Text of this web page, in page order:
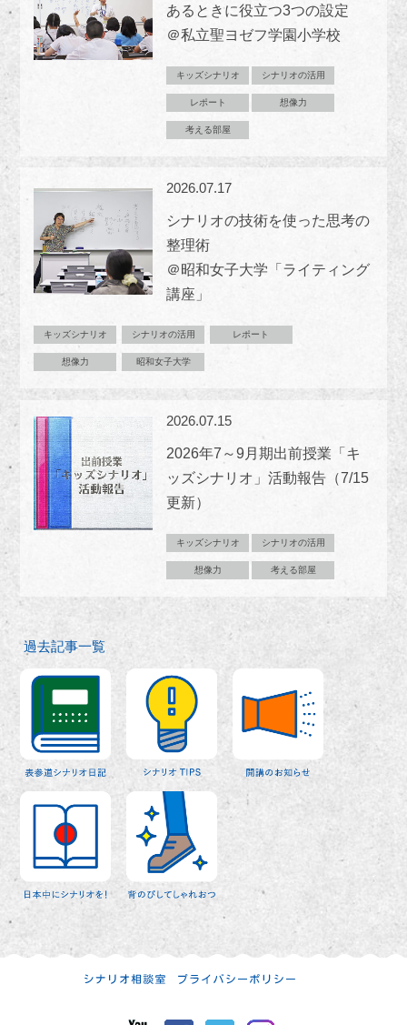
あるときに役立つ3つの設定
＠私立聖ヨゼフ学園小学校
キッズシナリオ シナリオの活用
レポート 想像力
考える部屋
2026.07.17
シナリオの技術を使った思考の
整理術
＠昭和女子大学「ライティング
講座」
キッズシナリオ シナリオの活用 レポート
想像力 昭和女子大学
2026.07.15
2026年7～9月期出前授業「キ
ッズシナリオ」活動報告（7/15
更新）
キッズシナリオ シナリオの活用
想像力 考える部屋
過去記事一覧